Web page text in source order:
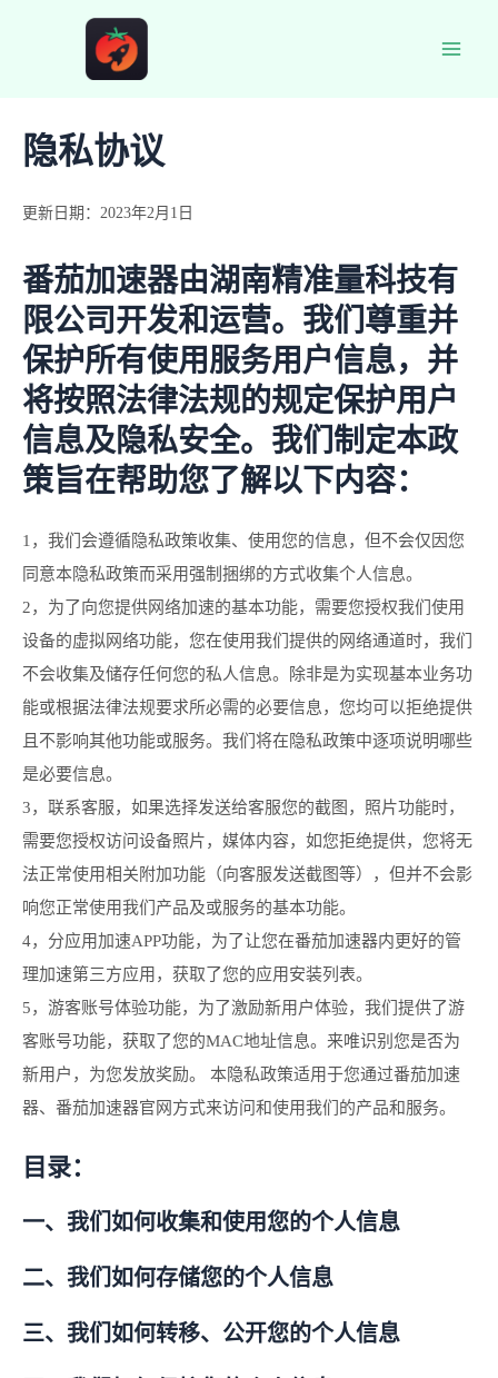
隐私协议
更新日期：2023年2月1日
番茄加速器由湖南精准量科技有
限公司开发和运营。我们尊重并
保护所有使用服务用户信息，并
将按照法律法规的规定保护用户
信息及隐私安全。我们制定本政
策旨在帮助您了解以下内容：
1，我们会遵循隐私政策收集、使用您的信息，但不会仅因您
同意本隐私政策而采用强制捆绑的方式收集个人信息。
2，为了向您提供网络加速的基本功能，需要您授权我们使用
设备的虚拟网络功能，您在使用我们提供的网络通道时，我们
不会收集及储存任何您的私人信息。除非是为实现基本业务功
能或根据法律法规要求所必需的必要信息，您均可以拒绝提供
且不影响其他功能或服务。我们将在隐私政策中逐项说明哪些
是必要信息。
3，联系客服，如果选择发送给客服您的截图，照片功能时，
需要您授权访问设备照片，媒体内容，如您拒绝提供，您将无
法正常使用相关附加功能（向客服发送截图等），但并不会影
响您正常使用我们产品及或服务的基本功能。
4，分应用加速APP功能，为了让您在番茄加速器内更好的管
理加速第三方应用，获取了您的应用安装列表。
5，游客账号体验功能，为了激励新用户体验，我们提供了游
客账号功能，获取了您的MAC地址信息。来唯识别您是否为
新用户，为您发放奖励。 本隐私政策适用于您通过番茄加速
器、番茄加速器官网方式来访问和使用我们的产品和服务。
目录：
一、我们如何收集和使用您的个人信息
二、我们如何存储您的个人信息
三、我们如何转移、公开您的个人信息